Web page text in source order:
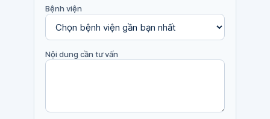
Bệnh viện
Nội dung cần tư vấn